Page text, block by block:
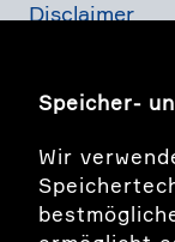
Speicher-
Wir
Disclaimer